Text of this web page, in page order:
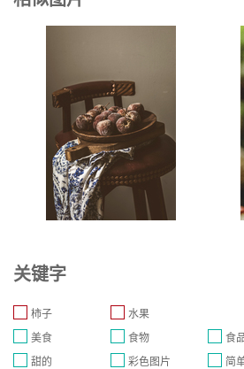
关键字
柿子
水果
美食
食物 食
甜的
彩色图片 简